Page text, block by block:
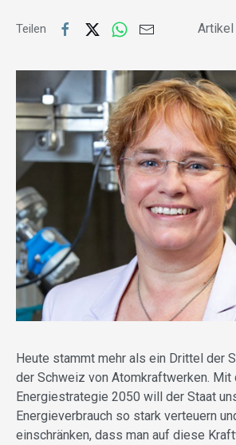
Teilen Artikel
Heute stammt mehr als ein Drittel der
der Schweiz von Atomkraftwerken. Mit
Energiestrategie 2050 will der Staat
Energieverbrauch so stark verteuern
einschränken, dass man auf diese